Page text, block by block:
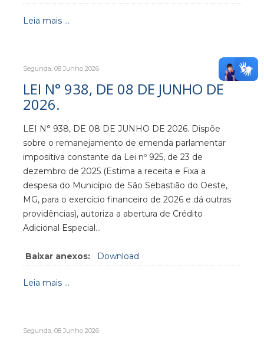
Leia mais ...
Segunda, 08 Junho 2026
LEI N° 938, DE 08 DE JUNHO DE
2026.
LEI N° 938, DE 08 DE JUNHO DE 2026. Dispõe
sobre o remanejamento de emenda parlamentar
impositiva constante da Lei nº 925, de 23 de
dezembro de 2025 (Estima a receita e Fixa a
despesa do Município de São Sebastião do Oeste,
MG, para o exercício financeiro de 2026 e dá outras
providências), autoriza a abertura de Crédito
Adicional Especial…
Baixar anexos: Download
Leia mais ...
Segunda, 08 Junho 2026